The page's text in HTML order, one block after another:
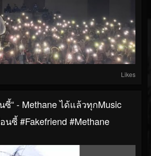
Likes
ซี้“ - Methane ได้แล้วทุกMusic
นซี้ #Fakefriend #Methane